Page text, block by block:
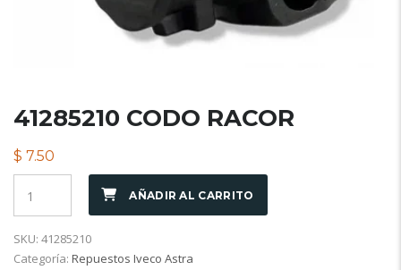
41285210 CODO RACOR
$ 7.50
AÑADIR AL CARRITO
SKU: 41285210
Categoría: Repuestos Iveco Astra